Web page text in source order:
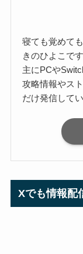
寝ても覚めて
きのひよこです
主にPCや
攻略情報やス
だけ発信してい
Xでも情報配